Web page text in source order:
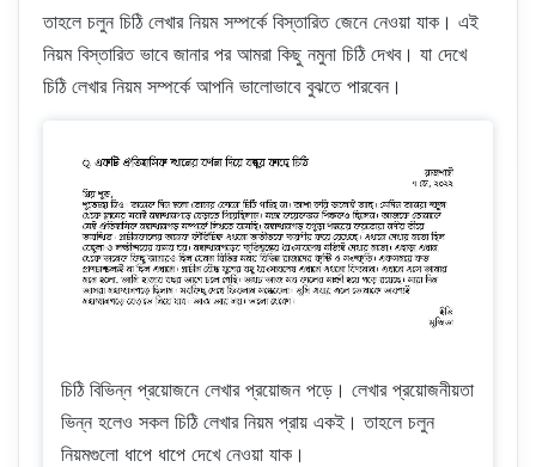
তাহলে চলুন চিঠি লেখার নিয়ম সম্পর্কে বিস্তারিত জেনে নেওয়া যাক। এই
নিয়ম বিস্তারিত ভাবে জানার পর আমরা কিছু নমুনা চিঠি দেখব। যা দেখে
চিঠি লেখার নিয়ম সম্পর্কে আপনি ভালোভাবে বুঝতে পারবেন।
চিঠি বিভিন্ন প্রয়োজনে লেখার প্রয়োজন পড়ে। লেখার প্রয়োজনীয়তা
ভিন্ন হলেও সকল চিঠি লেখার নিয়ম প্রায় একই। তাহলে চলুন
নিয়মগুলো ধাপে ধাপে দেখে নেওয়া যাক।